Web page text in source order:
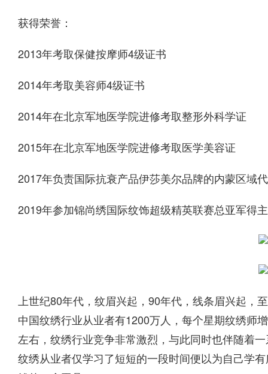
获得荣誉：
2013年考取保健按摩师4级证书
2014年考取美容师4级证书
2014年在北京军地医学院进修考取整形外科学证
2015年在北京军地医学院进修考取医学美容证
2017年负责国际抗衰产品伊莎美尔品牌的内蒙区域
2019年参加锦尚绣国际纹饰超级精英联赛总亚军得主
上世纪80年代，纹眉兴起，90年代，线条眉兴起
中国纹绣行业从业者有1200万人，每个星期纹绣师
左右，纹绣行业竞争非常激烈，与此同时也伴随着
纹绣从业者仅学习了短短的一段时间便以为自己学